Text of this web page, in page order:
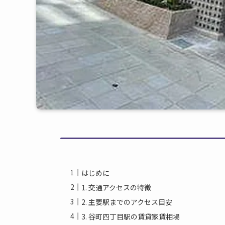
はじめに
1. 交通アクセスの特徴
2. 主要駅までのアクセス目安
3. 谷町四丁目駅の賃貸家賃相場